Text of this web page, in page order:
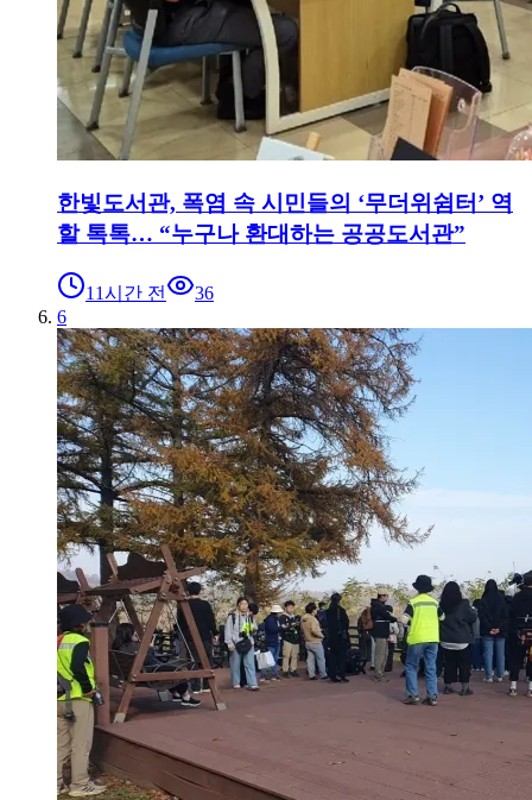
한빛도서관, 폭염 속 시민들의 ‘무더위쉼터’ 역
할 톡톡… “누구나 환대하는 공공도서관”
11시간 전
36
6